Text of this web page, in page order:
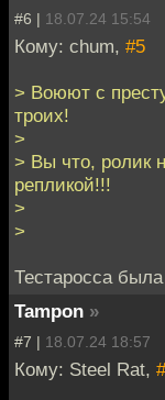
#6 | 18.07.24 15:54
Кому: chum, #5
> Воюют с
троих!
>
> Вы что, ролик
репликой!!!
>
>
Тестаросса
Tampon »
#7 | 18.07.24 18:57
Кому: Steel Rat,